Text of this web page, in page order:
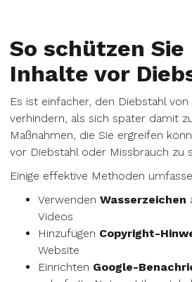
So schützen Sie
Inhalte vor
Es ist einfacher, den Diebstahl
verhindern, als sich später damit
Maßnahmen, die Sie ergreifen
vor Diebstahl oder Missbrauch zu
Einige effektive Methoden
Verwenden Wasserzeichen
Videos
Hinzufügen Copyright-
Website
Einrichten Google-